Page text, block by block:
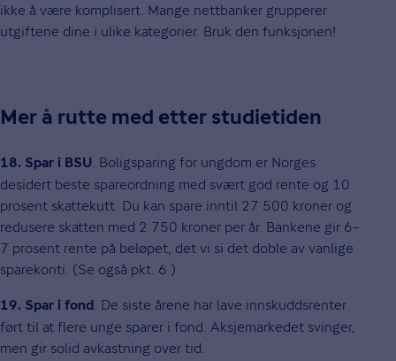
ikke å være komplisert. Mange nettbanker grupperer
utgiftene dine i ulike kategorier. Bruk den funksjonen!
Mer å rutte med etter studietiden
18. Spar i BSU. Boligsparing for ungdom er Norges
desidert beste spareordning med svært god rente og 10
prosent skattekutt. Du kan spare inntil 27 500 kroner og
redusere skatten med 2 750 kroner per år. Bankene gir 6–
7 prosent rente på beløpet, det vi si det doble av vanlige
sparekonti. (Se også pkt. 6.)
19. Spar i fond. De siste årene har lave innskuddsrenter
ført til at flere unge sparer i fond. Aksjemarkedet svinger,
men gir solid avkastning over tid.